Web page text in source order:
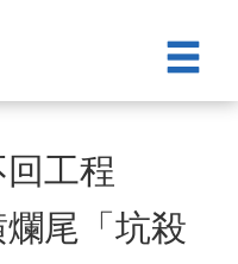
工程
尾「坑殺